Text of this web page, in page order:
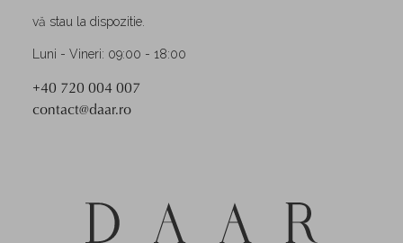
vă stau la dispozitie.
Luni - Vineri: 09:00 - 18:00
+40 720 004 007
contact@daar.ro